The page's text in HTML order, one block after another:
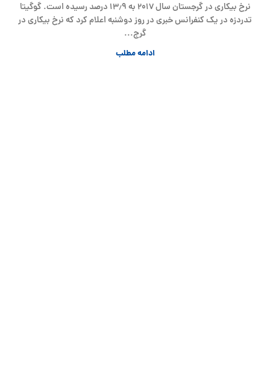
نرخ بیکاری در گرجستان سال ۲۰۱۷ به ۱۳٫۹ درصد رسیده است. گوگیتا
تدردزه در یک کنفرانس خبری در روز دوشنبه اعلام کرد که نرخ بیکاری در
گرج...
ادامه مطلب